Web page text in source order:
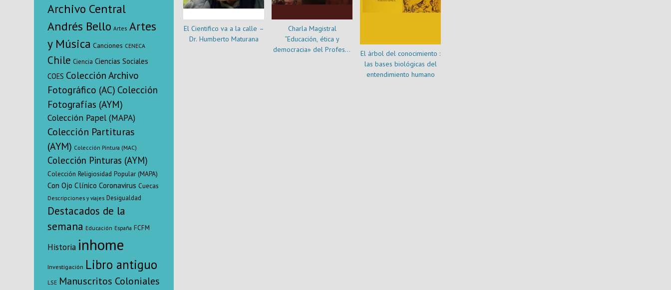
Archivo Central
Andrés Bello Artes Artes
y Música Canciones CENECA
Chile Ciencia Ciencias Sociales
COES Colección Archivo
Fotográfico (AC) Colección
Fotografías (AYM)
Colección Papel (MAPA)
Colección Partituras
(AYM) Colección Pintura (MAC)
Colección Pinturas (AYM)
Colección Religiosidad Popular (MAPA)
Con Ojo Clínico Coronavirus Cuecas
Descripciones y viajes Desigualdad
Destacados de la
semana Educación España FCFM
Historia inhome
Investigación Libro antiguo
LSE Manuscritos Coloniales
El Cientifico va a la calle –
Dr. Humberto Maturana
Charla Magistral
“Educación, ética y
democracia» del Profesor
El árbol del conocimiento :
las bases biológicas del
entendimiento humano